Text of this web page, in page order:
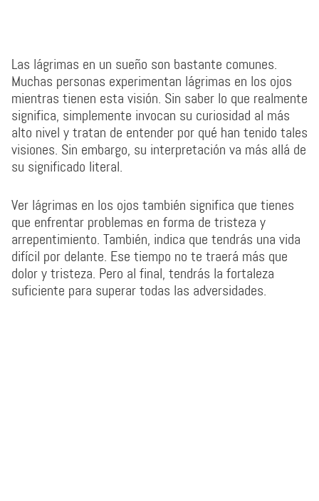
Las lágrimas en un sueño son bastante comunes.
Muchas personas experimentan lágrimas en los ojos
mientras tienen esta visión. Sin saber lo que realmente
significa, simplemente invocan su curiosidad al más
alto nivel y tratan de entender por qué han tenido tales
visiones. Sin embargo, su interpretación va más allá de
su significado literal.
Ver lágrimas en los ojos también significa que tienes
que enfrentar problemas en forma de tristeza y
arrepentimiento. También, indica que tendrás una vida
difícil por delante. Ese tiempo no te traerá más que
dolor y tristeza. Pero al final, tendrás la fortaleza
suficiente para superar todas las adversidades.